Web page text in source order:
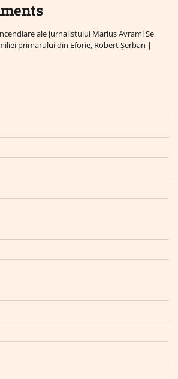
ale jurnalistului Marius Avram! Se
primarului din Eforie, Robert Șerban |